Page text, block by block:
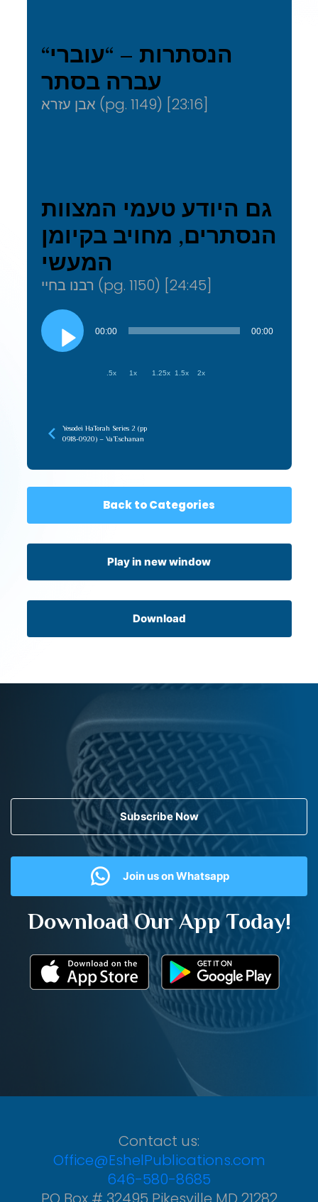
“הנסתרות – “עוברי
עברה בסתר
אבן עזרא (pg. 1149) [23:16]
גם היודע טעמי המצוות
הנסתרים, מחויב בקיומן
המעשי
רבנו בחיי (pg. 1150) [24:45]
Audio
Player
00:00 00:00
.5x 1x 1.25x 1.5x 2x
Yesodei HaTorah Series 2 (pp
0918-0920) – Va’Eschanan
Back to Categories
Play in new window
Download
Subscribe Now
Join us on Whatsapp
Download Our App Today!
Contact us:
Office@EshelPublications.com
646-580-8685